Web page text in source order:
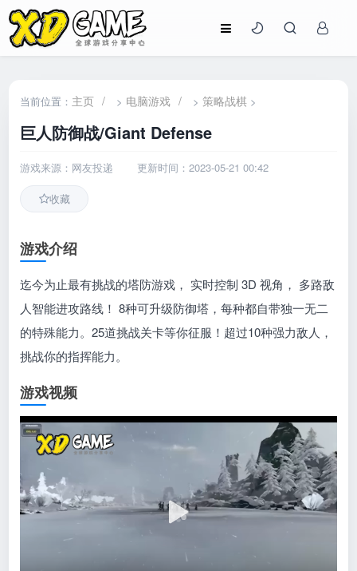
当前位置： 主页 / > 电脑游戏 / >策略战棋 >
巨人防御战/Giant Defense
游戏来源：网友投递 更新时间：2023-05-21 00:42
收藏
游戏介绍
迄今为止最有挑战的塔防游戏， 实时控制 3D 视角， 多路敌
人智能进攻路线！ 8种可升级防御塔，每种都自带独一无二
的特殊能力。25道挑战关卡等你征服！超过10种强力敌人，
挑战你的指挥能力。
游戏视频